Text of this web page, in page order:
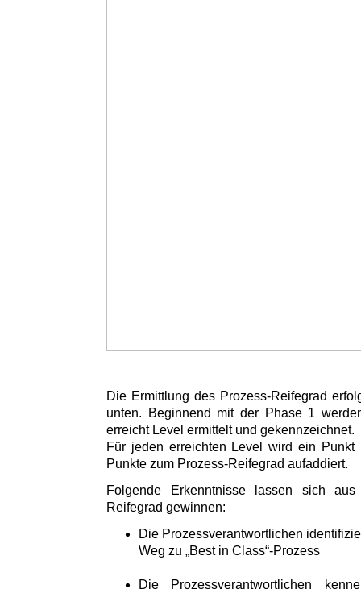
Die Ermittlung des Prozess-Reifegrad
unten. Beginnend mit der Phase 1
erreicht Level ermittelt und gekennzeichnet.
Für jeden erreichten Level wird ein
Punkte zum Prozess-Reifegrad aufaddiert.
Folgende Erkenntnisse lassen sich
Reifegrad gewinnen:
Die Prozessverantwortlichen
Weg zu „Best in Class“-Prozess
Die Prozessverantwortlichen